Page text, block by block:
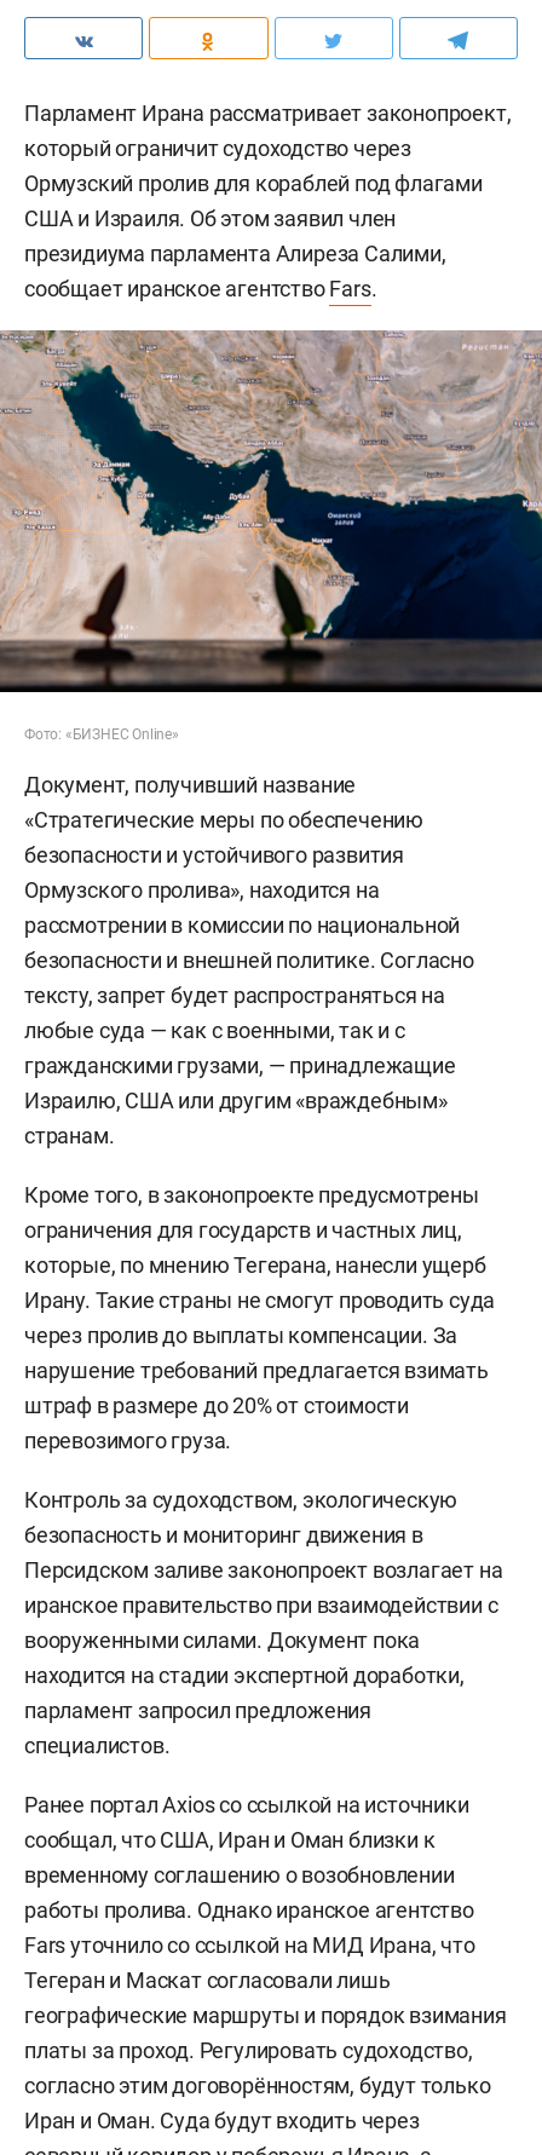
Парламент Ирана рассматривает законопроект,
который ограничит судоходство через
Ормузский пролив для кораблей под флагами
США и Израиля. Об этом заявил член
президиума парламента Алиреза Салими,
сообщает иранское агентствоFars.
Фото: «БИЗНЕС Online»
Документ, получивший название
«Стратегические меры по обеспечению
безопасности и устойчивого развития
Ормузского пролива», находится на
рассмотрении в комиссии по национальной
безопасности и внешней политике. Согласно
тексту, запрет будет распространяться на
любые суда — как с военными, так и с
гражданскими грузами, — принадлежащие
Израилю, США или другим «враждебным»
странам.
Кроме того, в законопроекте предусмотрены
ограничения для государств и частных лиц,
которые, по мнению Тегерана, нанесли ущерб
Ирану. Такие страны не смогут проводить суда
через пролив до выплаты компенсации. За
нарушение требований предлагается взимать
штраф в размере до 20% от стоимости
перевозимого груза.
Контроль за судоходством, экологическую
безопасность и мониторинг движения в
Персидском заливе законопроект возлагает на
иранское правительство при взаимодействии с
вооруженными силами. Документ пока
находится на стадии экспертной доработки,
парламент запросил предложения
специалистов.
Ранее портал Axios со ссылкой на источники
сообщал, что США, Иран и Оман близки к
временному соглашению о возобновлении
работы пролива. Однако иранское агентство
Fars уточнило со ссылкой на МИД Ирана, что
Тегеран и Маскат согласовали лишь
географические маршруты и порядок взимания
платы за проход. Регулировать судоходство,
согласно этим договорённостям, будут только
Иран и Оман. Суда будут входить через